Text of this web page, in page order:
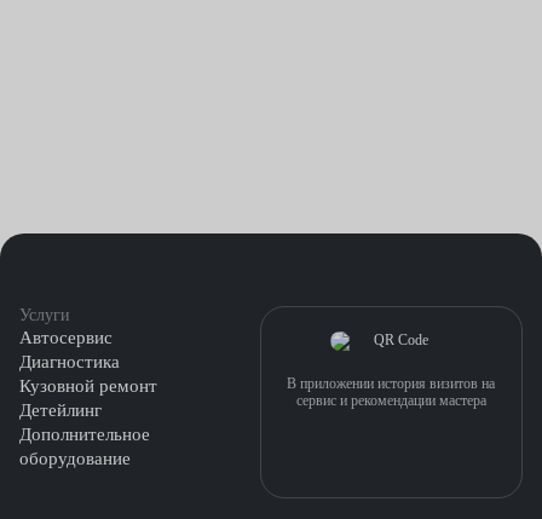
Услуги
Автосервис
Диагностика
Кузовной ремонт
Детейлинг
Дополнительное
оборудование
В приложении история визитов на
сервис и рекомендации мастера